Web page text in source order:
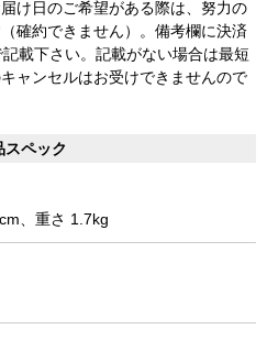
日のご希望がある際は、努力の
確約できません）。備考欄に決済
載下さい。記載がない場合は最短
ャンセルはお受けできませんので
スペック
、重さ 1.7kg